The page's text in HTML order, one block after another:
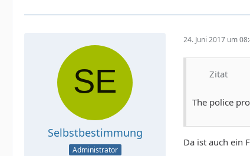
Selbstbestimmung
Administrator
24. Juni 2017 um
Zitat
The police
Da ist auch ein